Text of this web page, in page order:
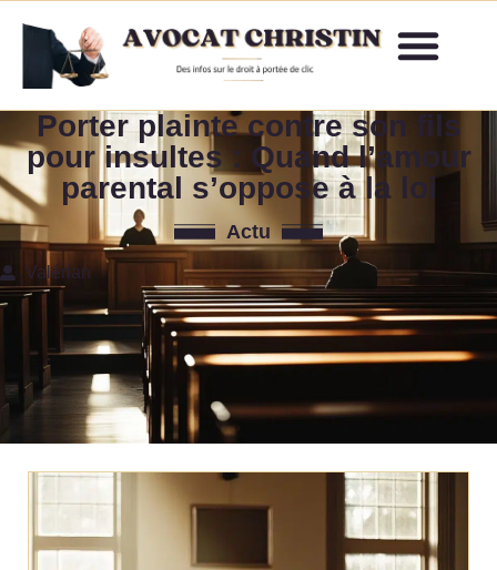
Porter plainte contre son fils
pour insultes : Quand l’amour
parental s’oppose à la loi
Actu
Valérian